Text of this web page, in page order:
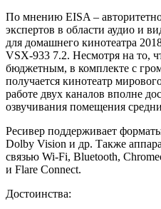
По мнению EISA –
экспертов в области аудио и
для домашнего кинотеатра
VSX-933 7.2. Несмотря на то,
бюджетным, в комплекте с
получается кинотеатр
работе двух каналов вполне
озвучивания помещения
Ресивер поддерживает
Dolby Vision и др. Также
связью Wi-Fi, Bluetooth,
и Flare Connect.
Достоинства: